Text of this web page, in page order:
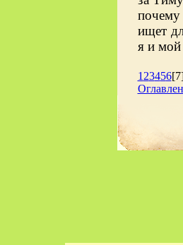
ищет
я и
1 23456